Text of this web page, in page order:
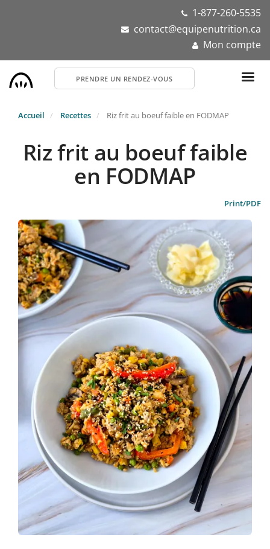
1-877-260-5535
contact@equipenutrition.ca
Mon compte
PRENDRE UN RENDEZ-VOUS
Accueil Recettes Riz frit au boeuf faible en FODMAP
Riz frit au boeuf faible
en FODMAP
Print/PDF